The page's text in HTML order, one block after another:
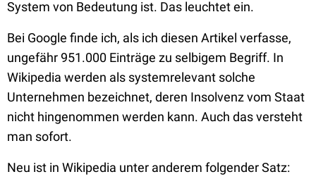
System von Bedeutung ist. Das leuchtet ein.
Bei Google finde ich, als ich diesen Artikel verfasse,
ungefähr 951.000 Einträge zu selbigem Begriff. In
Wikipedia werden als systemrelevant solche
Unternehmen bezeichnet, deren Insolvenz vom Staat
nicht hingenommen werden kann. Auch das versteht
man sofort.
Neu ist in Wikipedia unter anderem folgender Satz: